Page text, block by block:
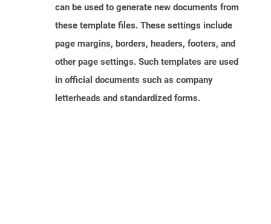
can be used to generate new documents from
these template files. These settings include
page margins, borders, headers, footers, and
other page settings. Such templates are used
in official documents such as company
letterheads and standardized forms.